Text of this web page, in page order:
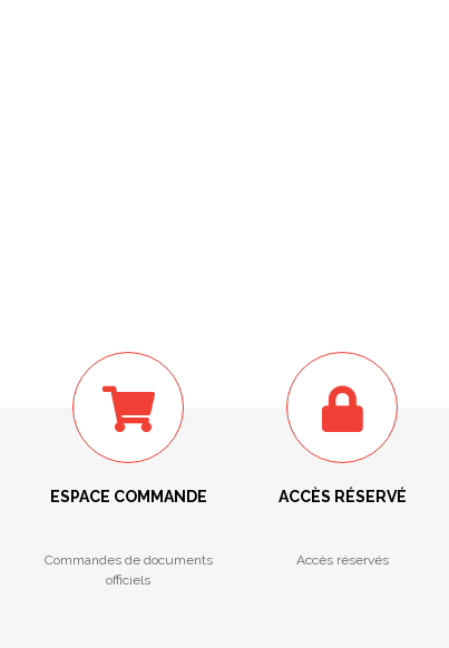
ESPACE COMMANDE
Commandes de documents
officiels
ACCÈS RÉSERVÉ
Accès réservés